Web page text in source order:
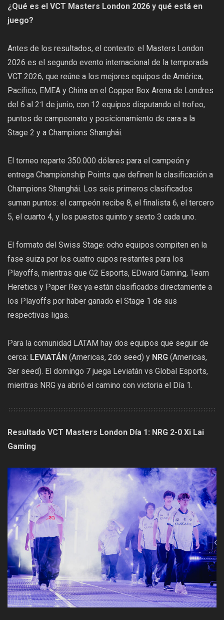
¿Qué es el VCT Masters London 2026 y qué está en
juego?
Antes de los resultados, el contexto: el Masters London
2026 es el segundo evento internacional de la temporada
VCT 2026, que reúne a los mejores equipos de América,
Pacífico, EMEA y China en el Copper Box Arena de Londres
del 6 al 21 de junio, con 12 equipos disputando el trofeo,
puntos de campeonato y posicionamiento de cara a la
Stage 2 y a Champions Shanghái.
El torneo reparte 350.000 dólares para el campeón y
entrega Championship Points que definen la clasificación a
Champions Shanghái. Los seis primeros clasificados
suman puntos: el campeón recibe 8, el finalista 6, el tercero
5, el cuarto 4, y los puestos quinto y sexto 3 cada uno.
El formato del Swiss Stage: ocho equipos compiten en la
fase suiza por los cuatro cupos restantes para los
Playoffs, mientras que G2 Esports, EDward Gaming, Team
Heretics y Paper Rex ya están clasificados directamente a
los Playoffs por haber ganado el Stage 1 de sus
respectivas ligas.
Para la comunidad LATAM hay dos equipos que seguir de
cerca: LEVIATÁN (Americas, 2do seed) y NRG (Americas,
3er seed). El domingo 7 juega Leviatán vs Global Esports,
mientras NRG ya abrió el camino con victoria el Día 1.
Resultado VCT Masters London Día 1: NRG 2-0 Xi Lai
Gaming